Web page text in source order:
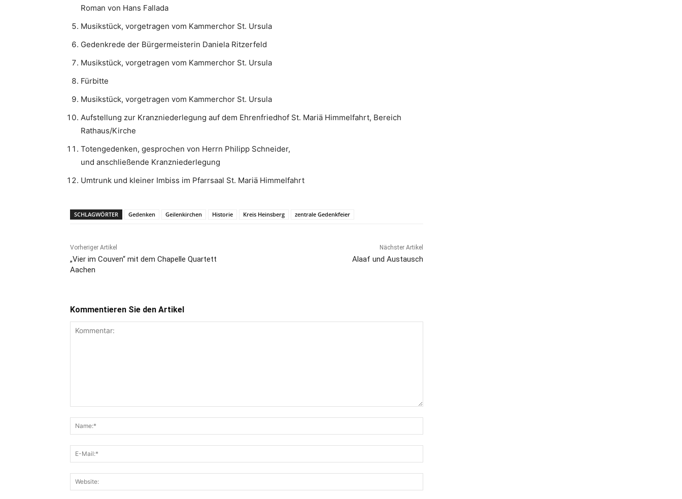
Roman von Hans Fallada
Musikstück, vorgetragen vom Kammerchor St. Ursula
Gedenkrede der Bürgermeisterin Daniela Ritzerfeld
Musikstück, vorgetragen vom Kammerchor St. Ursula
Fürbitte
Musikstück, vorgetragen vom Kammerchor St. Ursula
Aufstellung zur Kranzniederlegung auf dem Ehrenfriedhof St. Mariä Himmelfahrt, Bereich
Rathaus/Kirche
Totengedenken, gesprochen von Herrn Philipp Schneider,
und anschließende Kranzniederlegung
Umtrunk und kleiner Imbiss im Pfarrsaal St. Mariä Himmelfahrt
SCHLAGWÖRTER Gedenken Geilenkirchen Historie Kreis Heinsberg zentrale Gedenkfeier
Vorheriger Artikel
„Vier im Couven“ mit dem Chapelle Quartett
Aachen
Nächster Artikel
Alaaf und Austausch
Kommentieren Sie den Artikel
Mail:*